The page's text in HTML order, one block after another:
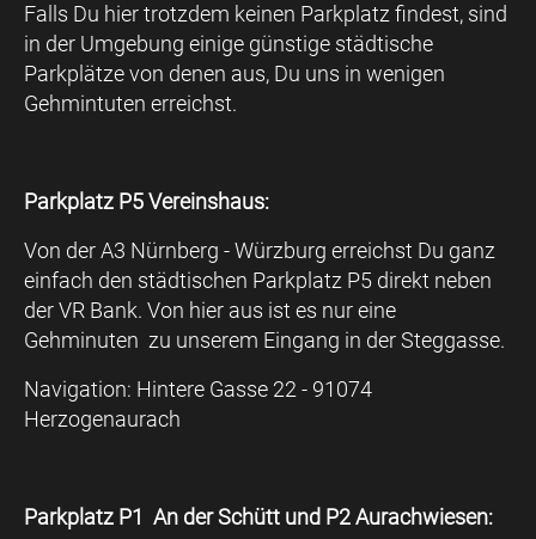
Falls Du hier trotzdem keinen Parkplatz findest, sind
in der Umgebung einige günstige städtische
Parkplätze von denen aus, Du uns in wenigen
Gehmintuten erreichst.
Parkplatz P5 Vereinshaus:
Von der A3 Nürnberg - Würzburg erreichst Du ganz
einfach den städtischen Parkplatz P5 direkt neben
der VR Bank. Von hier aus ist es nur eine
Gehminuten zu unserem Eingang in der Steggasse.
Navigation: Hintere Gasse 22 - 91074
Herzogenaurach
Parkplatz P1 An der Schütt und P2 Aurachwiesen: